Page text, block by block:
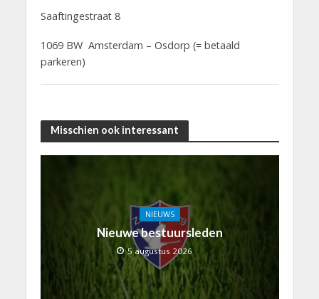
Saaftingestraat 8
1069 BW Amsterdam – Osdorp (= betaald
parkeren)
Misschien ook interessant
NIEUWS
Nieuwe bestuursleden
5 augustus 2026